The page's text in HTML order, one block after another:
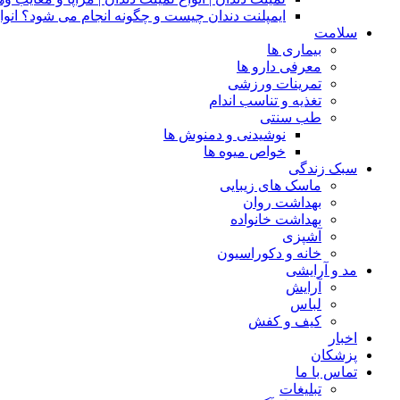
ایمپلنت دندان چیست و چگونه انجام می شود؟
سلامت
بیماری ها
معرفی دارو ها
تمرینات ورزشی
تغذیه و تناسب اندام
طب سنتی
نوشیدنی و دمنوش ها
خواص میوه ها
سبک زندگی
ماسک های زیبایی
بهداشت روان
بهداشت خانواده
آشپزی
خانه و دکوراسیون
مد و آرایشی
آرایش
لباس
کیف و کفش
اخبار
پزشکان
تماس با ما
تبلیغات